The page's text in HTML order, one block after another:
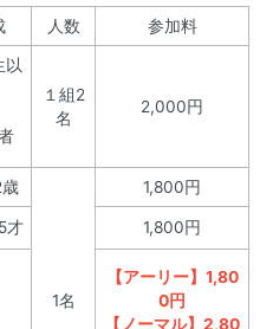
人数 参加料
以
１組2
名
2,000円
1名
1,800円
才 1,800円
【アーリー】1,80
0円
【ノーマル】2,80